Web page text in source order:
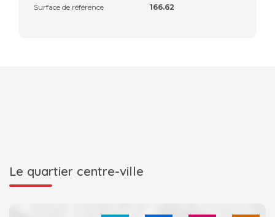
Surface de référence 166.62
Le quartier centre-ville